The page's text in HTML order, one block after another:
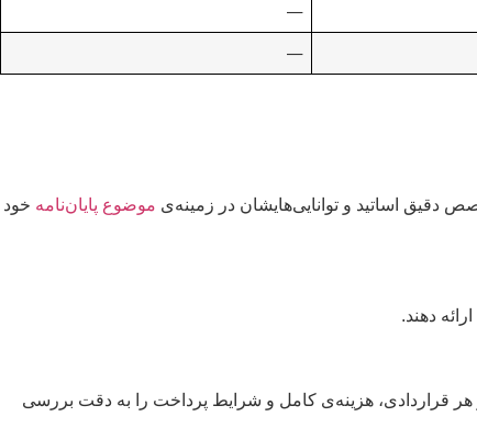
—
—
اساتید و توانایی‌هایشان در زمینه‌ی موضوع پایان‌نامه خود
دهند.
قراردادی، هزینه‌ی کامل و شرایط پرداخت را به دقت بررسی